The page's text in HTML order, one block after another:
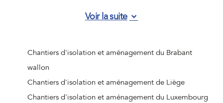
Chantiers d'isolation et aménagement d'Aiseau-Presles
Chantiers d'isolation et aménagement de Colfontaine
Chantiers d'isolation et aménagement de Bernissart
Chantiers d'isolation et aménagement d'Honnelles
Chantiers d'isolation et aménagement de Deux-Acren
Voir la suite
Chantiers d'isolation et aménagement du Brabant
wallon
Chantiers d'isolation et aménagement de Liège
Chantiers d'isolation et aménagement du Luxembourg